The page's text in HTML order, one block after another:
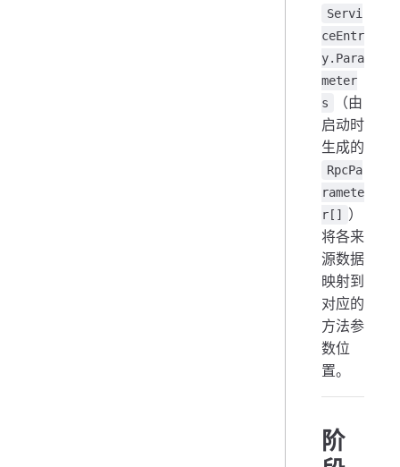
Servi
ceEntr
y.Para
meter
s
（由
启动时
生成的
RpcPa
ramete
r[] ）
将各来
源数据
映射到
对应的
方法参
数位
置。
阶